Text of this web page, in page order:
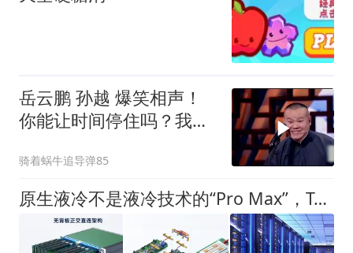
岳云鹏 孙越 爆笑相声！
你能让时间停住吗？我
骑着蜗牛追导弹85
原生液冷不是液冷技术的“Pro Max”，Token工厂需要一次系统重构